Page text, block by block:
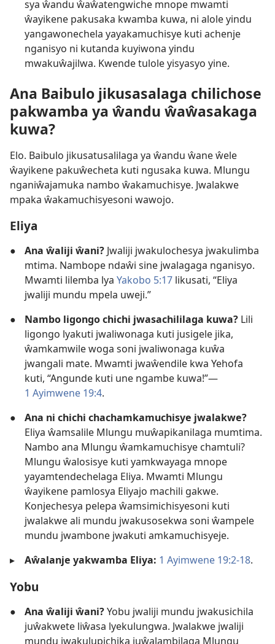
sya ŵandu ŵaŵatengwiche mnope mwamti
ŵayikene pakusaka kwamba kuwa, ni alole yindu
yangawonechela yayakamuchisye kuti achenje
nganisyo ni kutanda kuyiwona yindu
mwakuŵajilwa. Kwende tulole yisyasyo yine.
Ana Baibulo jikusasalaga chilichose
pakwamba ya ŵandu ŵaŵasakaga
kuwa?
Elo. Baibulo jikusatusalilaga ya ŵandu ŵane ŵele
ŵayikene pakuŵecheta kuti ngusaka kuwa. Mlungu
nganiŵajamuka nambo ŵakamuchisye. Jwalakwe
mpaka ŵakamuchisyesoni wawojo.
Eliya
● Ana ŵaliji ŵani? Jwaliji jwakulochesya jwakulimba
mtima. Nambope ndaŵi sine jwalagaga nganisyo.
Mwamti lilemba lya Yakobo 5:17 likusati, “Eliya
jwaliji mundu mpela uweji.”
●
Nambo ligongo chichi jwasachililaga kuwa? Lili
ligongo lyakuti jwaliwonaga kuti jusigele jika,
ŵamkamwile woga soni jwaliwonaga kuŵa
jwangali mate. Mwamti jwaŵendile kwa Yehofa
kuti, “Angunde kuti une ngambe kuwa!”—
1 Ayimwene 19:4.
●
Ana ni chichi chachamkamuchisye jwalakwe?
Eliya ŵamsalile Mlungu muŵapikanilaga mumtima.
Nambo ana Mlungu ŵamkamuchisye chamtuli?
Mlungu ŵalosisye kuti yamkwayaga mnope
yayamtendechelaga Eliya. Mwamti Mlungu
ŵayikene pamlosya Eliyajo machili gakwe.
Konjechesya pelepa ŵamsimichisyesoni kuti
jwalakwe ali mundu jwakusosekwa soni ŵampele
mundu jwambone jwakuti amkamuchisyeje.
▸
Aŵalanje yakwamba Eliya: 1 Ayimwene 19:2-18.
Yobu
● Ana ŵaliji ŵani?Yobu jwaliji mundu jwakusichila
juŵakwete liŵasa lyekulungwa. Jwalakwe jwaliji
mundu jwakulupichika juŵalambilaga Mlungu